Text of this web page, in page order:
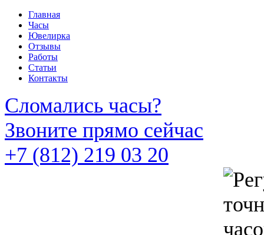
Главная
Часы
Ювелирка
Отзывы
Работы
Статьи
Контакты
Сломались часы?
Звоните прямо сейчас
+7 (812) 219 03 20